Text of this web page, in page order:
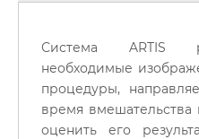
Система ARTIS
необходимые
процедуры,
время
оценить его